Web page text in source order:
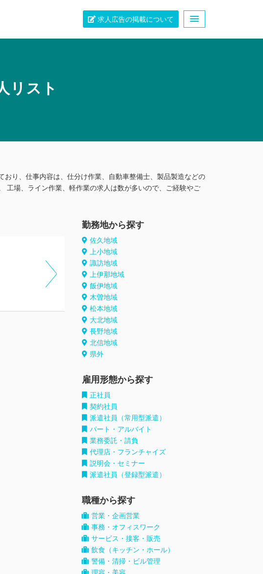
求人広告の掲載について
リスト
り、仕事内容は、仕分け作業、自動車整備士、製品製造などの
工場、ライン作業、軽作業の求人は数が多いので、ご経験やご
勤務地から探す
佐久地域
上小地域
諏訪地域
上伊那地域
飯伊地域
木曽地域
松本地域
大北地域
長野地域
北信地域
県外
雇用形態から探す
正社員
契約社員
派遣社員（常用型派遣）
パート・アルバイト
業務委託・請負
代理店・フランチャイズ
説明会・セミナー
派遣社員（登録型派遣）
職種から探す
営業・企画営業
事務・オフィスワーク
サービス・接客・販売
飲食（キッチン・ホール）
警備・清掃・ビル管理